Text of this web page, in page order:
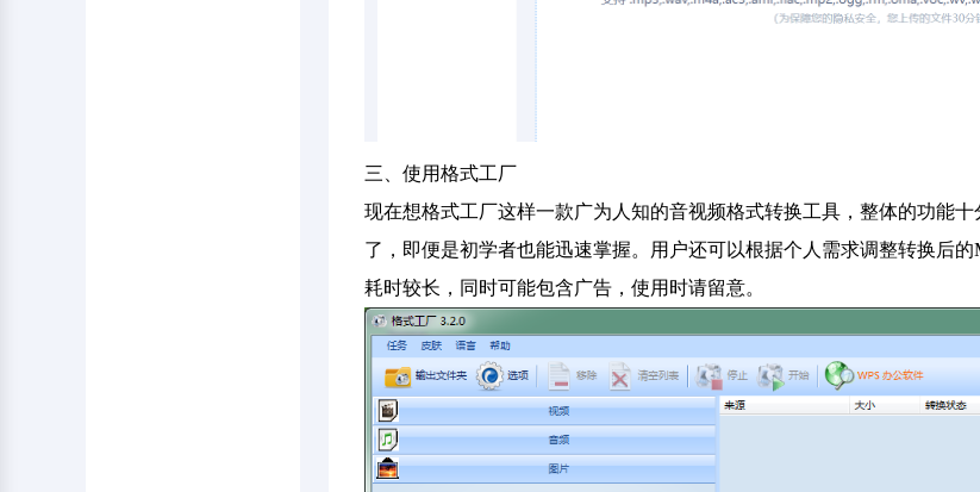
三、使用格式工厂
现在想格式工厂这样一款广为人知的音视频格式转换工具，整体的功能
了，即便是初学者也能迅速掌握。用户还可以根据个人需求调整转换后
耗时较长，同时可能包含广告，使用时请留意。